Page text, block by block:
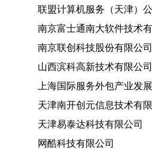
联盟计算机服务（天津）
南京富士通南大软件技术有
南京联创科技股份有限公司
山西滨科高新技术有限公司
上海国际服务外包产业发
天津南开创元信息技术有限
天津易泰达科技有限公司
网酷科技有限公司